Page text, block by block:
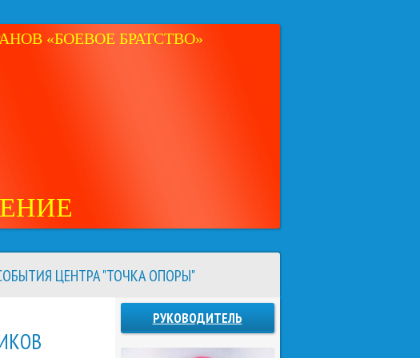
«БОЕВОЕ БРАТСТВО»
ЦЕНТРА "ТОЧКА ОПОРЫ"
РУКОВОДИТЕЛЬ